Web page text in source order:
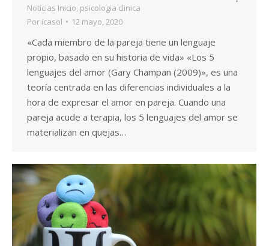
Noticias Inicio psicologia clinica
Por icasol 12 mayo, 2020
«Cada miembro de la pareja tiene un lenguaje
propio, basado en su historia de vida» «Los 5
lenguajes del amor (Gary Champan (2009)», es una
teoría centrada en las diferencias individuales a la
hora de expresar el amor en pareja. Cuando una
pareja acude a terapia, los 5 lenguajes del amor se
materializan en quejas…